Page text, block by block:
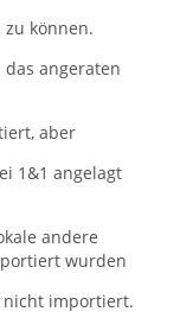
können.
das angeraten
aber
1&1 angelagt
andere
wurden
nicht importiert.